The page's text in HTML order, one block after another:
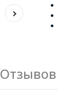
Отзывов